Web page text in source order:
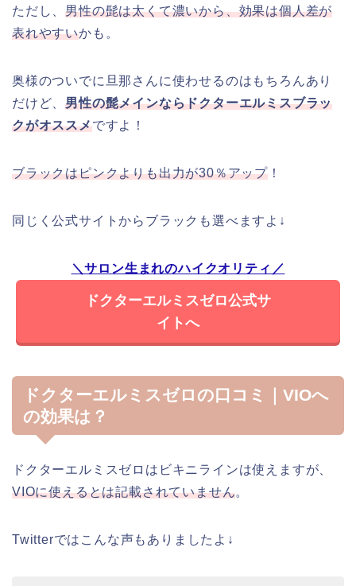
ただし、男性の髭は太くて濃いから、効果は個人差が
表れやすいかも。
奥様のついでに旦那さんに使わせるのはもちろんあり
だけど、男性の髭メインならドクターエルミスブラッ
クがオススメですよ！
ブラックはピンクよりも出力が30％アップ ！
同じく公式サイトからブラックも選べますよ↓
＼サロン生まれのハイクオリティ／
ドクターエルミスゼロ公式サ
イトへ
ドクターエルミスゼロの口コミ｜VIOへ
の効果は？
ドクターエルミスゼロはビキニラインは使えますが、
VIOに使えるとは記載されていません。
Twitterではこんな声もありましたよ↓